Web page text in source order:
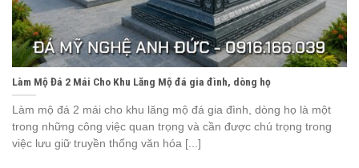
Làm Mộ Đá 2 Mái Cho Khu Lăng Mộ đá gia đình, dòng họ
Làm mộ đá 2 mái cho khu lăng mộ đá gia đình, dòng họ là một
trong những công việc quan trọng và cần được chú trọng trong
việc lưu giữ truyền thống văn hóa [...]